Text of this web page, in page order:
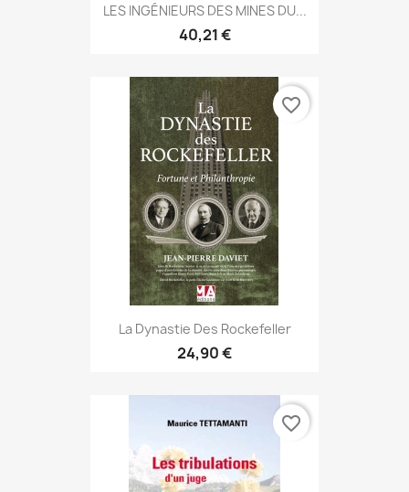
LES INGÉNIEURS DES MINES DU...
40,21 €
La Dynastie Des Rockefeller
24,90 €
favorite_border
favorite_border